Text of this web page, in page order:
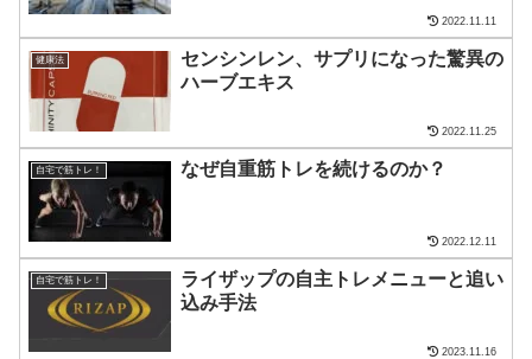
2022.11.11
健康法
センシンレン、サプリになった驚異の
ハーブエキス
2022.11.25
自宅で筋トレ！ なぜ自重筋トレを続けるのか？
2022.12.11
自宅で筋トレ！
ライザップの自主トレメニューと追い
込み手法
2023.11.16